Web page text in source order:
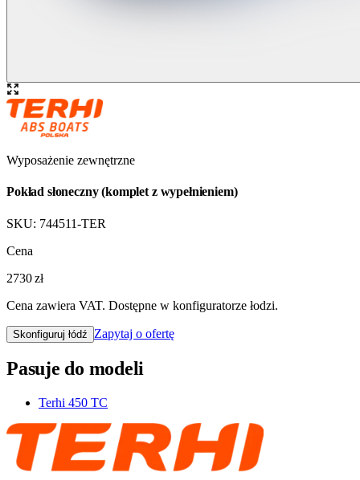
Wyposażenie zewnętrzne
Pokład słoneczny (komplet z wypełnieniem)
SKU: 744511-TER
Cena
2730 zł
Cena zawiera VAT. Dostępne w konfiguratorze łodzi.
Skonfiguruj łódź Zapytaj o ofertę
Pasuje do modeli
Terhi 450 TC